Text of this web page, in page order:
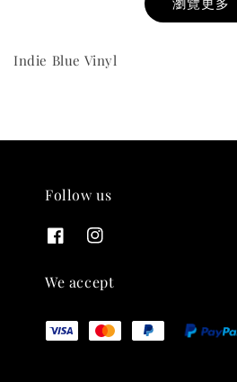
THT 九週年紀念 T-shirt
NT$ 780
Indie Blue Vinyl
Follow us
We accept